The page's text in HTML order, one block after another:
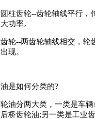
柱齿轮--齿轮轴线平行，
功率。
轮--两齿轮轴线相交，轮
现。
是如何分类的?
油分两大类，一类是车
桥齿轮油;另一类是工业